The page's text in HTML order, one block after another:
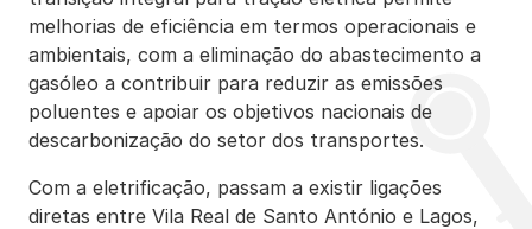
melhorias de eficiência em termos operacionais e
ambientais, com a eliminação do abastecimento a
gasóleo a contribuir para reduzir as emissões
poluentes e apoiar os objetivos nacionais de
descarbonização do setor dos transportes.
Com a eletrificação, passam a existir ligações
diretas entre Vila Real de Santo António e Lagos,